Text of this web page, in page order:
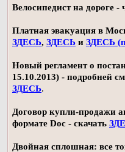
Велосипедист на дороге -
Платная эвакуация в
ЗДЕСЬ, ЗДЕСЬ и ЗДЕСЬ
Новый регламент о
15.10.2013) - подробней
ЗДЕСЬ.
Договор купли-продажи
формате Doc - скачать
Двойная сплошная: все